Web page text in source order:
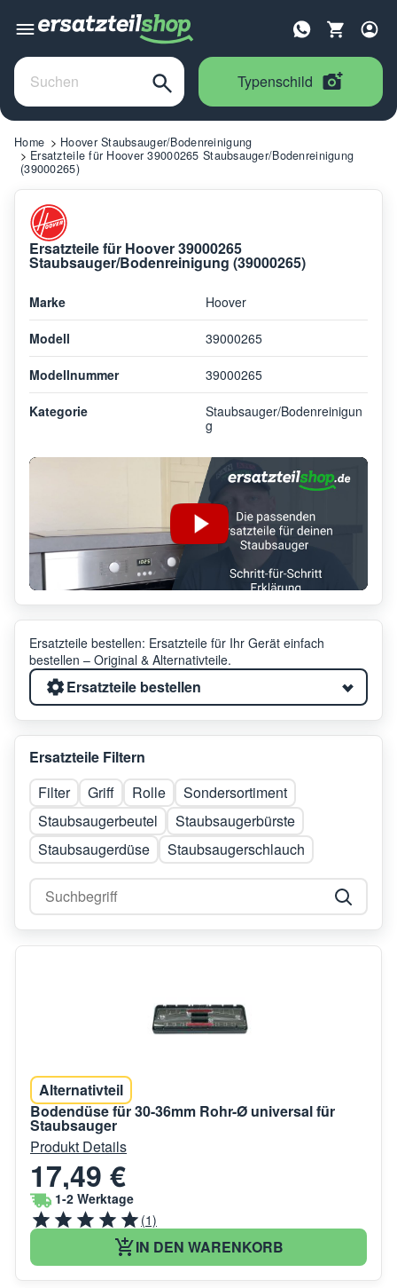
Typenschild
Home
Hoover Staubsauger/Bodenreinigung
Ersatzteile für Hoover 39000265 Staubsauger/Bodenreinigung
(39000265)
Ersatzteile für Hoover 39000265
Staubsauger/Bodenreinigung (39000265)
Marke Hoover
Modell 39000265
Modellnummer 39000265
Kategorie
Staubsauger/Bodenreinigun
g
Ersatzteile bestellen: Ersatzteile für Ihr Gerät einfach
bestellen – Original & Alternativteile.
Ersatzteile bestellen
Ersatzteile Filtern
Filter
Griff Rolle
Sondersortiment
Staubsaugerbeutel
Staubsaugerbürste
Staubsaugerdüse
Staubsaugerschlauch
Alternativteil
Bodendüse für 30-36mm Rohr-Ø universal für
Staubsauger
Produkt Details
17,49 €
1-2 Werktage
(1)
IN DEN WARENKORB